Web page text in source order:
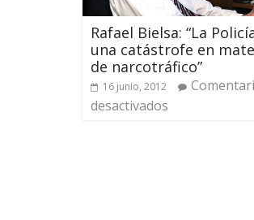
Rafael Bielsa: “La
una catástrofe en
de narcotráfico”
16 junio, 2012
desactivados